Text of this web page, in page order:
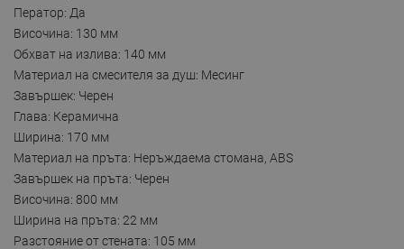
Ператор: Да
Височина: 130 мм
Обхват на излива: 140 мм
Материал на смесителя за душ: Месинг
Завършек: Черен
Глава: Керамична
Ширина: 170 мм
Материал на пръта: Неръждаема стомана, ABS
Завършек на пръта: Черен
Височина: 800 мм
Ширина на пръта: 22 мм
Разстояние от стената: 105 мм